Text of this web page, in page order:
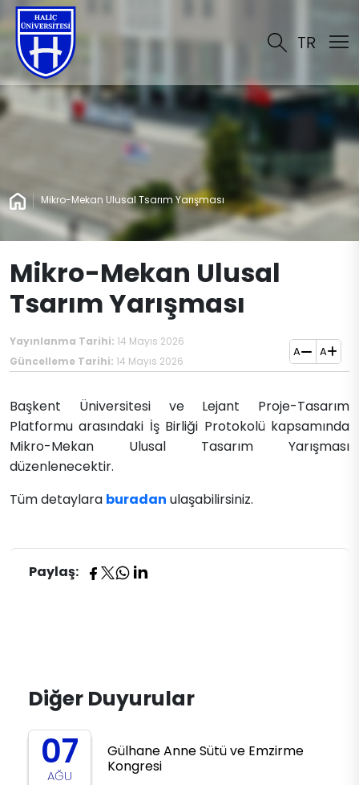
TR
Mikro-Mekan Ulusal Tsarım Yarışması
Mikro-Mekan Ulusal
Tsarım Yarışması
Yayınlanma Tarihi: 14 Mayıs 2026
Güncelleme Tarihi: 14 Mayıs 2026
A A
Başkent Üniversitesi ve Lejant Proje-Tasarım
Platformu arasındaki İş Birliği Protokolü kapsamında
Mikro-Mekan Ulusal Tasarım Yarışması
düzenlenecektir.
Tüm detaylara buradan ulaşabilirsiniz.
Paylaş:
Diğer Duyurular
07
AĞU
Gülhane Anne Sütü ve Emzirme
Kongresi